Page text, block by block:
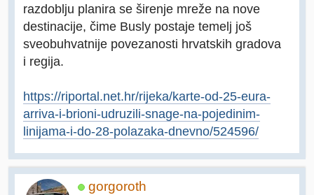
razdoblju planira se širenje mreže na nove
destinacije, čime Busly postaje temelj još
sveobuhvatnije povezanosti hrvatskih gradova
i regija.
https://riportal.net.hr/rijeka/karte-od-25-eura-
arriva-i-brioni-udruzili-snage-na-pojedinim-
linijama-i-do-28-polazaka-dnevno/524596/
gorgoroth